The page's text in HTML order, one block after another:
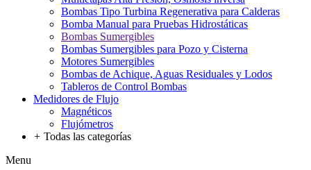
Bombas Tipo Turbina Regenerativa para Calderas
Bomba Manual para Pruebas Hidrostáticas
Bombas Sumergibles
Bombas Sumergibles para Pozo y Cisterna
Motores Sumergibles
Bombas de Achique, Aguas Residuales y Lodos
Tableros de Control Bombas
Medidores de Flujo
Magnéticos
Flujómetros
+ Todas las categorías
Menu